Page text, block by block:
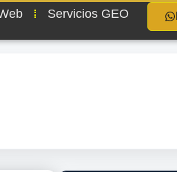
Servicios GEO